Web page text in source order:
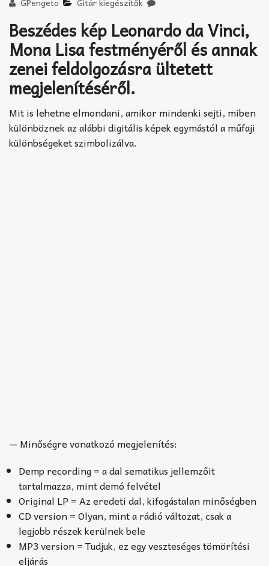
TABok
Improvizáció
Beszédes kép Leonardo da Vinci,
Mona Lisa festményéről és annak
zenei feldolgozásra ültetett
megjelenítéséről.
Mit is lehetne elmondani, amikor mindenki sejti, miben
különböznek az alábbi digitális képek egymástól a műfaji
különbségeket szimbolizálva.
— Minőségre vonatkozó megjelenítés:
Demp recording = a dal sematikus jellemzőit
tartalmazza, mint demó felvétel
Original LP = Az eredeti dal, kifogástalan minőségben
CD version = Olyan, mint a rádió változat, csak a
legjobb részek kerülnek bele
MP3 version = Tudjuk, ez egy veszteséges tömörítési
eljárás